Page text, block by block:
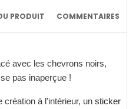
PRODUIT COMMENTAIRES
avec les chevrons noirs,
pas inaperçue !
à l'intérieur, un sticker